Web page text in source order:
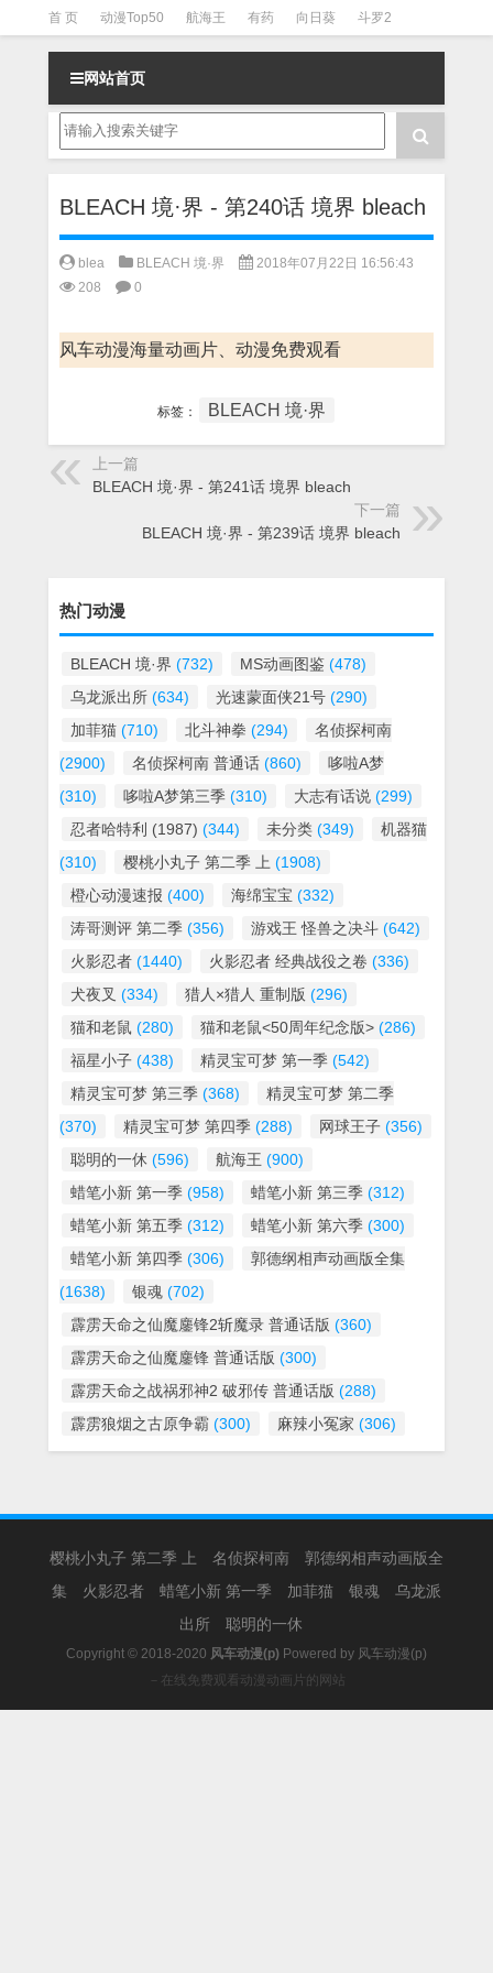
首 页 动漫Top50 航海王 有药 向日葵 斗罗2
斗罗3 火影 一拳超人 柯南 阴阳师 节目清单
网站首页
BLEACH 境·界 - 第240话 境界 bleach
blea BLEACH 境·界
2018年07月22日 16:56:43
208
0
风车动漫海量动画片、动漫免费观看
标签： BLEACH 境·界
上一篇
BLEACH 境·界 - 第241话 境界 bleach
下一篇
BLEACH 境·界 - 第239话 境界 bleach
热门动漫
BLEACH 境·界 (732) MS动画图鉴 (478)
乌龙派出所 (634) 光速蒙面侠21号 (290)
加菲猫 (710) 北斗神拳 (294)
名侦探柯南
(2900)
名侦探柯南 普通话 (860)
哆啦A梦
(310)
哆啦A梦第三季 (310) 大志有话说 (299)
忍者哈特利 (1987) (344) 未分类 (349)
机器猫
(310)
樱桃小丸子 第二季 上 (1908)
橙心动漫速报 (400) 海绵宝宝 (332)
涛哥测评 第二季 (356) 游戏王 怪兽之决斗 (642)
火影忍者 (1440) 火影忍者 经典战役之卷 (336)
犬夜叉 (334) 猎人×猎人 重制版 (296)
猫和老鼠 (280) 猫和老鼠<50周年纪念版> (286)
福星小子 (438) 精灵宝可梦 第一季 (542)
精灵宝可梦 第三季 (368)
精灵宝可梦 第二季
(370)
精灵宝可梦 第四季 (288) 网球王子 (356)
聪明的一休 (596) 航海王 (900)
蜡笔小新 第一季 (958) 蜡笔小新 第三季 (312)
蜡笔小新 第五季 (312) 蜡笔小新 第六季 (300)
蜡笔小新 第四季 (306)
郭德纲相声动画版全集
(1638)
银魂 (702)
霹雳天命之仙魔鏖锋2斩魔录 普通话版 (360)
霹雳天命之仙魔鏖锋 普通话版 (300)
霹雳天命之战祸邪神2 破邪传 普通话版 (288)
霹雳狼烟之古原争霸 (300) 麻辣小冤家 (306)
樱桃小丸子 第二季 上 名侦探柯南
郭德纲相声动画版全
集
火影忍者 蜡笔小新 第一季 加菲猫 银魂
乌龙派
出所
聪明的一休
Copyright © 2018-2020 风车动漫(p) Powered by 风车动漫(p)
－在线免费观看动漫动画片的网站